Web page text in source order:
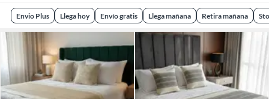
Envio Plus Llega hoy Envío gratis Llega mañana Retira mañana